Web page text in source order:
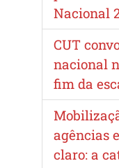
Nacional
CUT
nacional
fim da
agências
claro: a